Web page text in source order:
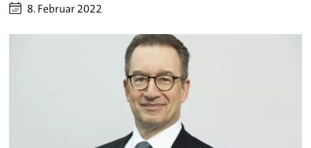
8. Februar 2022